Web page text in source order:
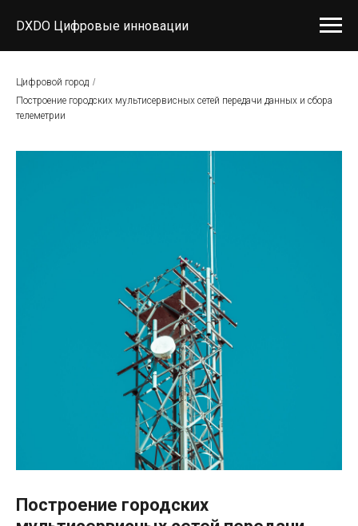
DXDO Цифровые инновации
Цифровой город /
Построение городских мультисервисных сетей передачи данных и сбора
телеметрии
Построение городских